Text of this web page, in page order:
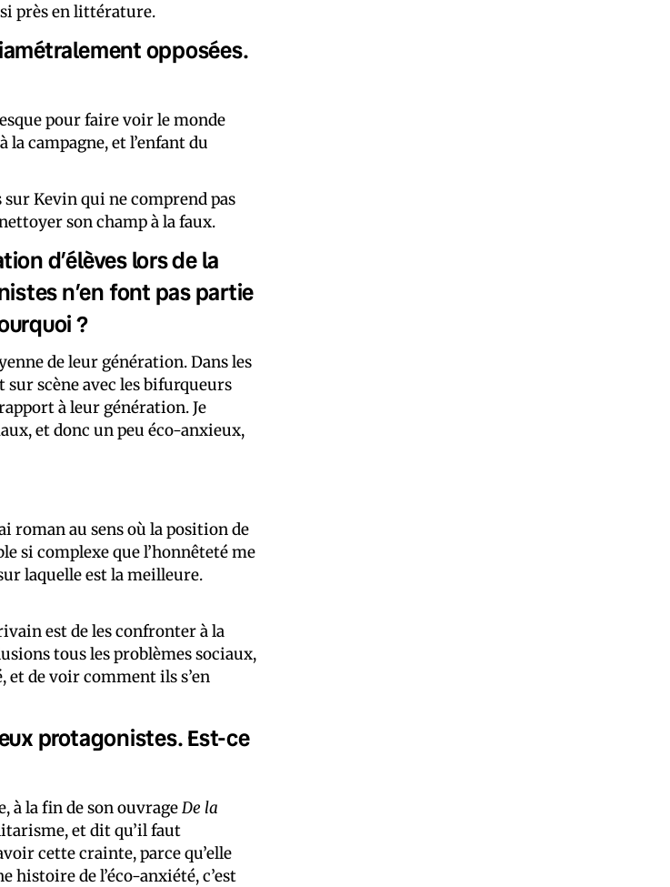
près en littérature.
opposées.
pour faire voir le monde
campagne, et l’enfant du
sur Kevin qui ne comprend pas
son champ à la faux.
d’élèves lors de la
n’en font pas partie
?
de leur génération. Dans les
scène avec les bifurqueurs
à leur génération. Je
et donc un peu éco-anxieux,
roman au sens où la position de
si complexe que l’honnêteté me
laquelle est la meilleure.
est de les confronter à la
tous les problèmes sociaux,
de voir comment ils s’en
protagonistes. Est-ce
à la fin de son ouvrageDe la
et dit qu’il faut
cette crainte, parce qu’elle
histoire de l’éco-anxiété, c’est